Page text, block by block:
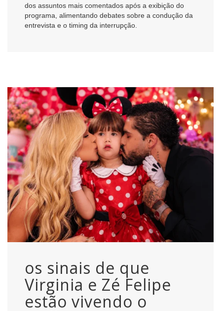
dos assuntos mais comentados após a exibição do
programa, alimentando debates sobre a condução da
entrevista e o timing da interrupção.
os sinais de que
Virginia e Zé Felipe
estão vivendo o